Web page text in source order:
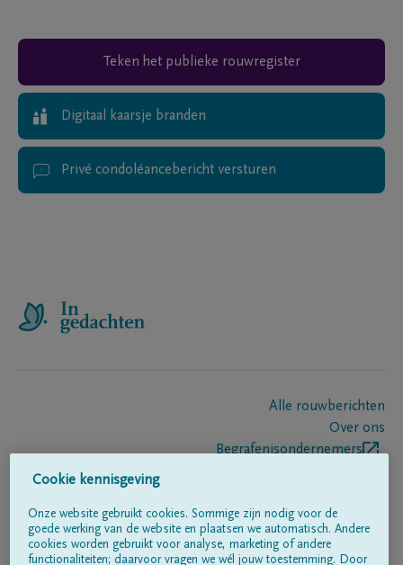
Teken het publieke rouwregister
Digitaal kaarsje branden
Privé condoléancebericht versturen
Alle rouwberichten
Over ons
Begrafenisondernemers
Volg ons op
Cookie kennisgeving
Onze website gebruikt cookies. Sommige zijn nodig voor de
goede werking van de website en plaatsen we automatisch. Andere
cookies worden gebruikt voor analyse, marketing of andere
functionaliteiten; daarvoor vragen we wél jouw toestemming. Door